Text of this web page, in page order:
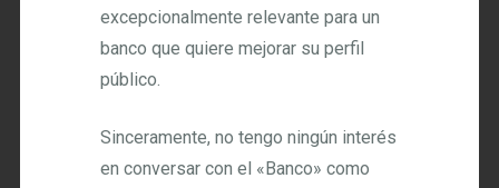
excepcionalmente relevante para un
banco que quiere mejorar su perfil
público.
Sinceramente, no tengo ningún interés
en conversar con el «Banco» como